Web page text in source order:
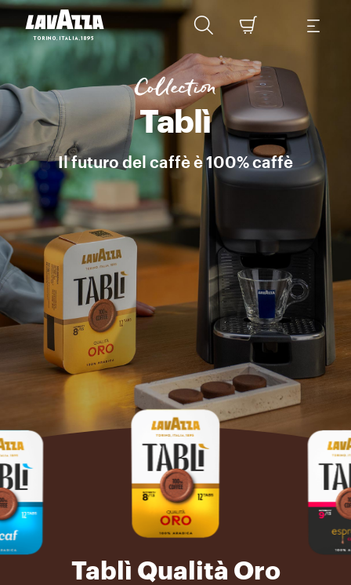
Tablì Qualità Oro Tablì: il primo sistema con tab 100% caffè,
Collection
Tablì
Il futuro del caffè è 100% caffè
Tablì Qualità Oro